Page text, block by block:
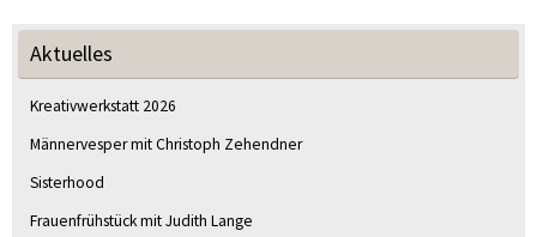
Aktuelles
Kreativwerkstatt 2026
Männervesper mit Christoph Zehendner
Sisterhood
Frauenfrühstück mit Judith Lange